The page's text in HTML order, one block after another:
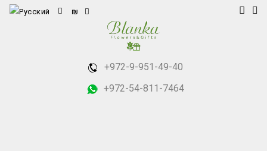
₪
+972-9-951-49-40
+972-54-811-7464